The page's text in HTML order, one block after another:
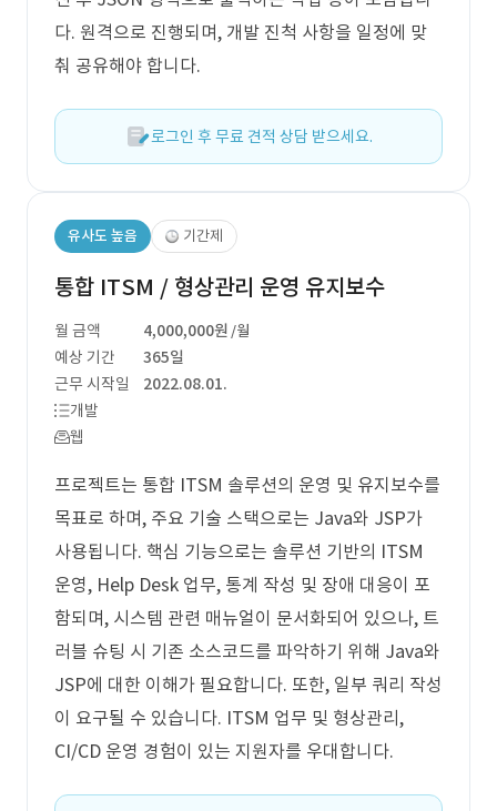
다. 원격으로 진행되며, 개발 진척 사항을 일정에 맞
춰 공유해야 합니다.
로그인 후 무료 견적 상담 받으세요.
유사도 높음 기간제
통합 ITSM / 형상관리 운영 유지보수
월 금액 4,000,000원 /월
예상 기간
365일
근무 시작일
2022.08.01.
개발
웹
프로젝트는 통합 ITSM 솔루션의 운영 및 유지보수를
목표로 하며, 주요 기술 스택으로는 Java와 JSP가
사용됩니다. 핵심 기능으로는 솔루션 기반의 ITSM
운영, Help Desk 업무, 통계 작성 및 장애 대응이 포
함되며, 시스템 관련 매뉴얼이 문서화되어 있으나, 트
러블 슈팅 시 기존 소스코드를 파악하기 위해 Java와
JSP에 대한 이해가 필요합니다. 또한, 일부 쿼리 작성
이 요구될 수 있습니다. ITSM 업무 및 형상관리,
CI/CD 운영 경험이 있는 지원자를 우대합니다.